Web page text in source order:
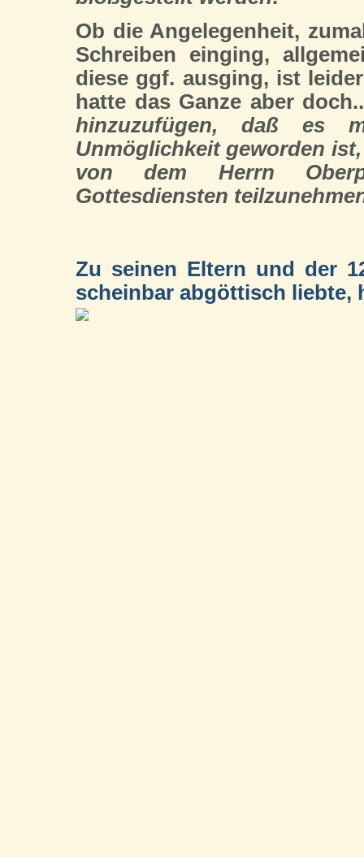
Ob die Angelegenheit,
Schreiben einging,
diese ggf. ausging, ist
hatte das Ganze aber
hinzuzufügen, daß es
Unmöglichkeit geworden
von dem Herrn
Gottesdiensten
Zu seinen Eltern und der
scheinbar abgöttisch liebte,